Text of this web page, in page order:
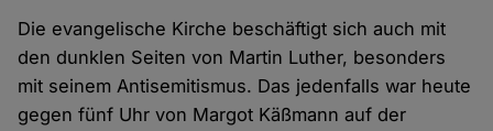
Die evangelische Kirche beschäftigt sich auch mit
den dunklen Seiten von Martin Luther, besonders
mit seinem Antisemitismus. Das jedenfalls war heute
gegen fünf Uhr von Margot Käßmann auf der